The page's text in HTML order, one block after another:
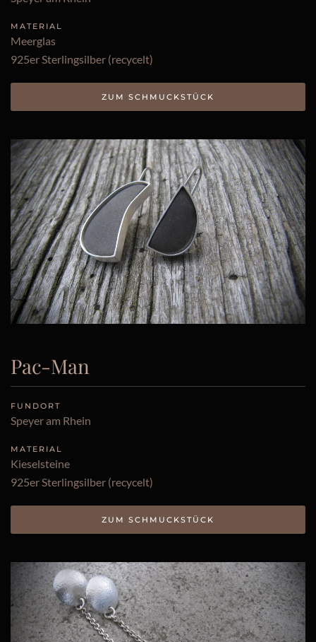
MATERIAL
Meerglas
925er Sterlingsilber (recycelt)
ZUM SCHMUCKSTÜCK
Pac-Man
FUNDORT
Speyer am Rhein
MATERIAL
Kieselsteine
925er Sterlingsilber (recycelt)
ZUM SCHMUCKSTÜCK